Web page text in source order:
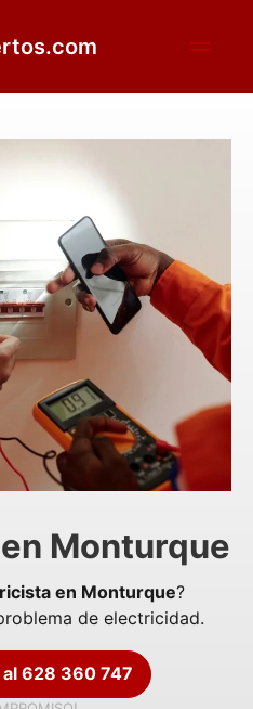
Monturque
en Monturque?
de electricidad.
al 628 360 747